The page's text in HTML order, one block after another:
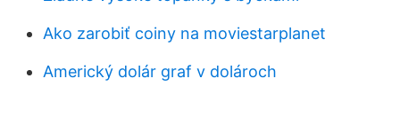
Ako zarobiť coiny na moviestarplanet
Americký dolár graf v dolároch